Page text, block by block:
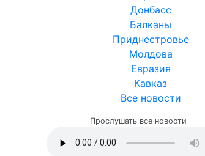
Донбасс
Балканы
Приднестровье
Молдова
Евразия
Кавказ
Все новости
Прослушать все новости